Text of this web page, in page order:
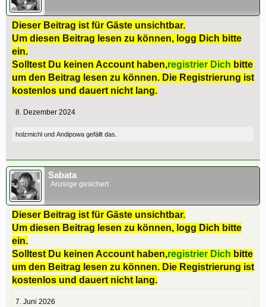
Dieser Beitrag ist für Gäste unsichtbar.
Um diesen Beitrag lesen zu können, logg Dich bitte
ein.
Solltest Du keinen Account haben,registrier Dich bitte
um den Beitrag lesen zu können. Die Registrierung ist
kostenlos und dauert nicht lang.
8. Dezember 2024
holzmichl und Andipowa gefällt das.
Sabata
Anzeige gesichert
Dieser Beitrag ist für Gäste unsichtbar.
Um diesen Beitrag lesen zu können, logg Dich bitte
ein.
Solltest Du keinen Account haben,registrier Dich bitte
um den Beitrag lesen zu können. Die Registrierung ist
kostenlos und dauert nicht lang.
7. Juni 2026